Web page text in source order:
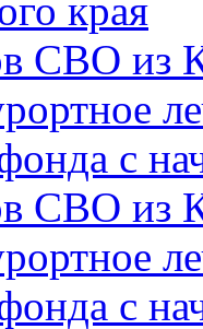
края
СВО из
с
СВО из
с